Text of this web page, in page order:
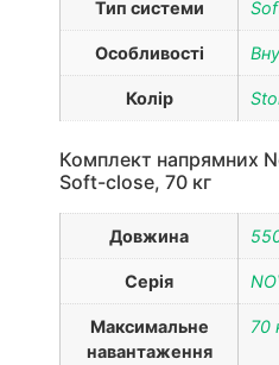
Тип системи
Особливості
Колір
Комплект напрямних
Soft-close, 70 кг
Довжина
Серія
Максимальне
навантаження
70